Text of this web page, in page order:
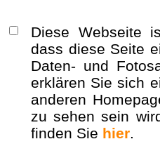
Diese Webseite
dass diese Seite
Daten- und
erklären Sie sich
anderen
zu sehen sein
finden Sie hier.